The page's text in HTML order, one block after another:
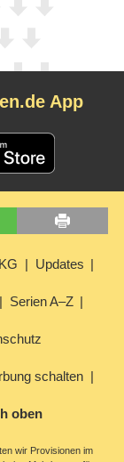
App
Updates
Serien A–Z
schalten
oben
wir Provisionen im